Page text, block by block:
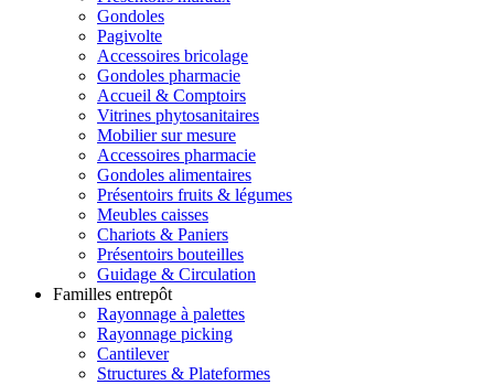
Gondoles
Pagivolte
Accessoires bricolage
Gondoles pharmacie
Accueil & Comptoirs
Vitrines phytosanitaires
Mobilier sur mesure
Accessoires pharmacie
Gondoles alimentaires
Présentoirs fruits & légumes
Meubles caisses
Chariots & Paniers
Présentoirs bouteilles
Guidage & Circulation
Familles entrepôt
Rayonnage à palettes
Rayonnage picking
Cantilever
Structures & Plateformes